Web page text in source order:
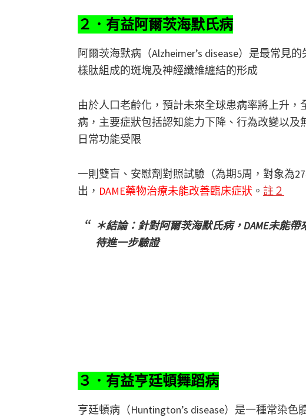
２．有益阿爾茨海默氏病
阿爾茨海默病（Alzheimer’s disease）是最常見
樣肽組成的斑塊及神經纖維纏結的形成
由於人口老齡化，預計未來全球患病率將上升，
病，主要症狀包括認知能力下降、行為改變以
日常功能受限
一則雙盲、安慰劑對照試驗（為期5周，對象為
出， DAME藥物治療未能改善臨床症狀 。 註２
＊結論：針對阿爾茨海默氏病，DAME未能
待進一步驗證
３．有益亨廷頓舞蹈病
亨廷頓病（Huntington’s disease）是一種常染